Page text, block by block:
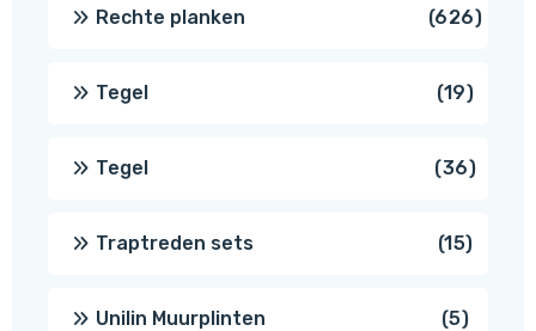
Rechte planken 626626
Tegel 1919
Tegel 3636
Traptreden sets 1515
Unilin Muurplinten 55